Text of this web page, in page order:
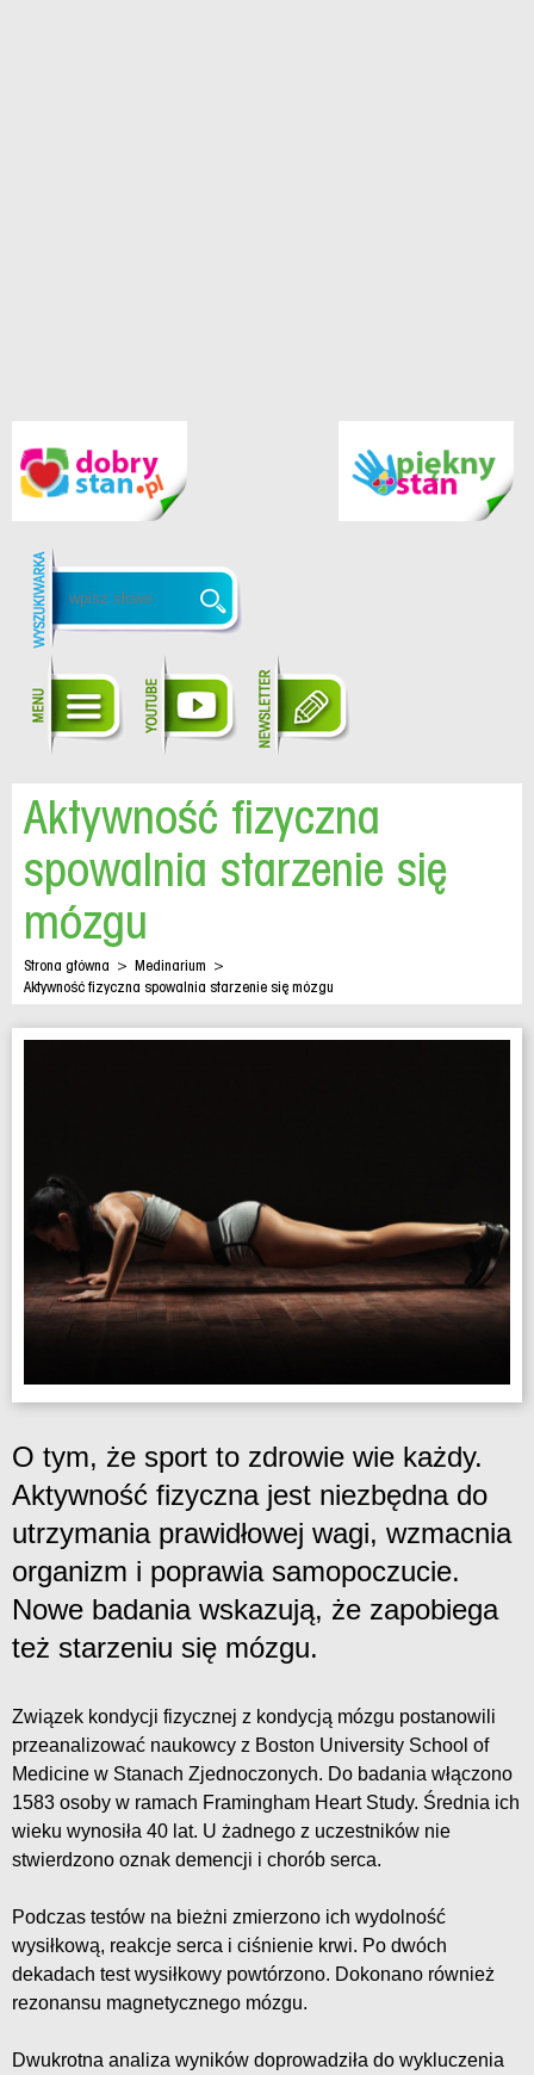
Aktywność fizyczna
spowalnia starzenie się
mózgu
Strona główna > Medinarium >
Aktywność fizyczna spowalnia starzenie się mózgu
O tym, że sport to zdrowie wie każdy.
Aktywność fizyczna jest niezbędna do
utrzymania prawidłowej wagi, wzmacnia
organizm i poprawia samopoczucie.
Nowe badania wskazują, że zapobiega
też starzeniu się mózgu.
Związek kondycji fizycznej z kondycją mózgu postanowili
przeanalizować naukowcy z Boston University School of
Medicine w Stanach Zjednoczonych. Do badania włączono
1583 osoby w ramach Framingham Heart Study. Średnia ich
wieku wynosiła 40 lat. U żadnego z uczestników nie
stwierdzono oznak demencji i chorób serca.
Podczas testów na bieżni zmierzono ich wydolność
wysiłkową, reakcje serca i ciśnienie krwi. Po dwóch
dekadach test wysiłkowy powtórzono. Dokonano również
rezonansu magnetycznego mózgu.
Dwukrotna analiza wyników doprowadziła do wykluczenia